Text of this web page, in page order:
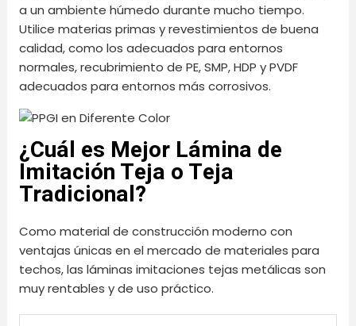
a un ambiente húmedo durante mucho tiempo.
Utilice materias primas y revestimientos de buena
calidad, como los adecuados para entornos
normales, recubrimiento de PE, SMP, HDP y PVDF
adecuados para entornos más corrosivos.
¿Cuál es Mejor Lámina de
Imitación Teja o Teja
Tradicional?
Como material de construcción moderno con
ventajas únicas en el mercado de materiales para
techos, las láminas imitaciones tejas metálicas son
muy rentables y de uso práctico.